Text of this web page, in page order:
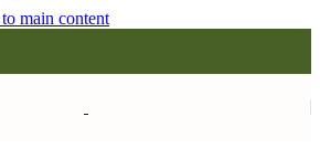
main content